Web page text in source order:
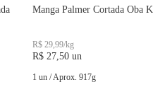
Manga Palmer Cortada Oba
R$ 29,99/kg
R$ 27,50un
1 un/Aprox. 917g